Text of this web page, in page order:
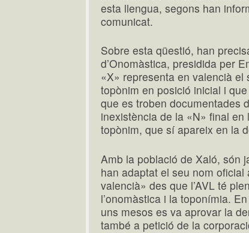
esta llengua, segons han
comunicat.
Sobre esta qüestió, han
d’Onomàstica, presidida per
«X» representa en valencià
topònim en posició inicial i
que es troben documentades
inexistència de la «N» final
topònim, que sí apareix en la
Amb la població de Xaló, són
han adaptat el seu nom
valencià» des que l’AVL té
l’onomàstica i la toponímia.
uns mesos es va aprovar la
també a petició de la